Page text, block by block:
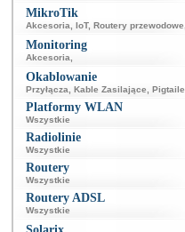
MikroTik
Akcesoria IoT, Routery przewodowe
Monitoring
Akcesoria
Okablowanie
Przyłącza Kable Zasilające Pigtaile
Platformy WLAN
Wszystkie
Radiolinie
Wszystkie
Routery
Wszystkie
Routery ADSL
Wszystkie